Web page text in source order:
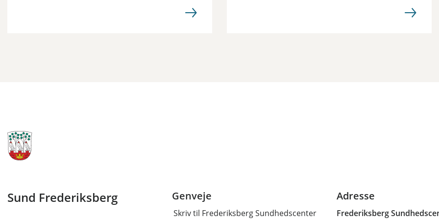
Sund Frederiksberg Genveje
Skriv til Frederiksberg Sundhedscenter
Adresse
Frederiksberg